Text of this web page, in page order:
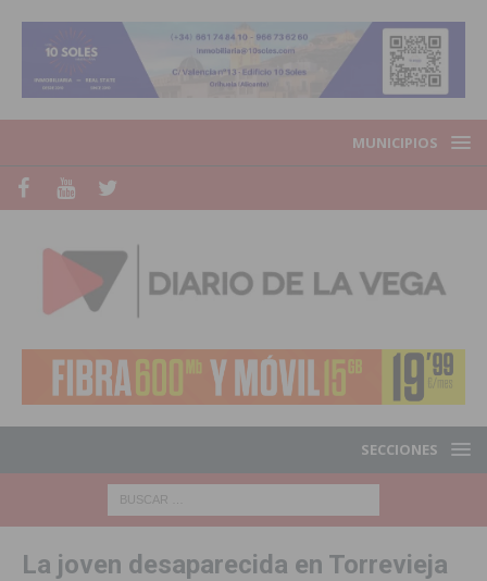
MUNICIPIOS
SECCIONES
La joven desaparecida en Torrevieja